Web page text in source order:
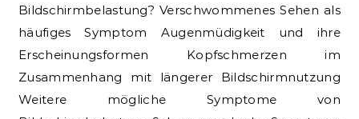
Bildschirmbelastung? Verschwommenes Sehen als
häufiges Symptom Augenmüdigkeit und ihre
Erscheinungsformen Kopfschmerzen im
Zusammenhang mit längerer Bildschirmnutzung
Weitere mögliche Symptome von